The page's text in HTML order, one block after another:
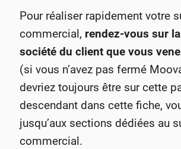
Pour réaliser rapidement votre
commercial, rendez-vous sur
société du client que vous
(si vous n’avez pas fermé
devriez toujours être sur cette
descendant dans cette fiche,
jusqu’aux sections dédiées au
commercial.